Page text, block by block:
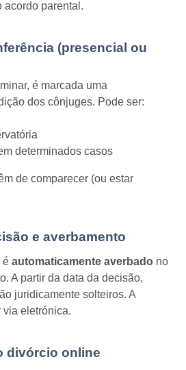
acordo parental.
(presencial ou
é marcada uma
dos cônjuges. Pode ser:
determinados casos
de comparecer (ou estar
e averbamento
é automaticamente averbado no
A partir da data da decisão,
juridicamente solteiros. A
via eletrónica.
divórcio online